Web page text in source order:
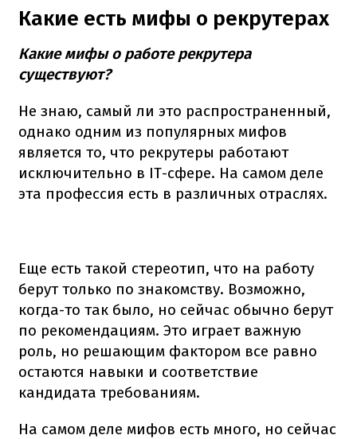
Какие есть мифы о рекрутерах
Какие мифы о работе рекрутера
существуют?
Не знаю, самый ли это распространенный,
однако одним из популярных мифов
является то, что рекрутеры работают
исключительно в IT-сфере. На самом деле
эта профессия есть в различных отраслях.
Еще есть такой стереотип, что на работу
берут только по знакомству. Возможно,
когда-то так было, но сейчас обычно берут
по рекомендациям. Это играет важную
роль, но решающим фактором все равно
остаются навыки и соответствие
кандидата требованиям.
На самом деле мифов есть много, но сейчас